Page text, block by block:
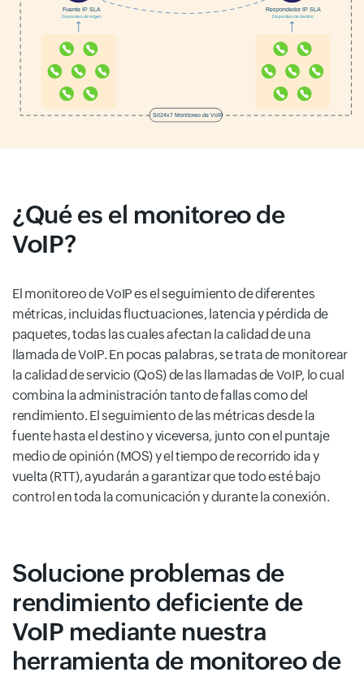
¿Qué es el monitoreo de
VoIP?
El monitoreo de VoIP es el seguimiento de diferentes
métricas, incluidas fluctuaciones, latencia y pérdida de
paquetes, todas las cuales afectan la calidad de una
llamada de VoIP. En pocas palabras, se trata de monitorear
la calidad de servicio (QoS) de las llamadas de VoIP, lo cual
combina la administración tanto de fallas como del
rendimiento. El seguimiento de las métricas desde la
fuente hasta el destino y viceversa, junto con el puntaje
medio de opinión (MOS) y el tiempo de recorrido ida y
vuelta (RTT), ayudarán a garantizar que todo esté bajo
control en toda la comunicación y durante la conexión.
Solucione problemas de
rendimiento deficiente de
VoIP mediante nuestra
herramienta de monitoreo de